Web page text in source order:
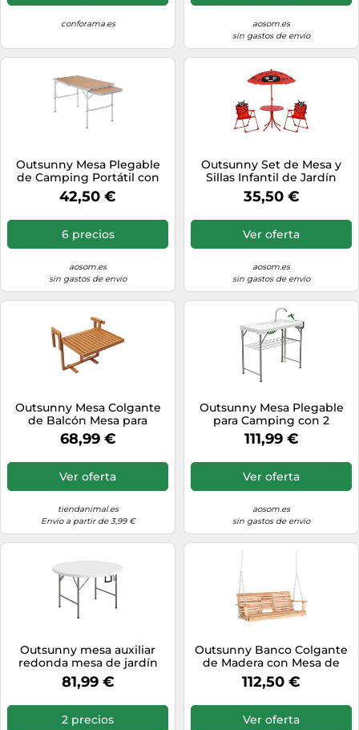
conforama.es
aosom.es
sin gastos de envío
Outsunny Mesa Plegable
de Camping Portátil con
Ala Abatible de Aluminio
Altura Ajustable Carga 30kg
Picnic Beige Aosom España
42,50 €
6 precios
aosom.es
sin gastos de envío
Outsunny Set de Mesa y
Sillas Infantil de Jardín
Plegable con Sombrilla
Ajustable Rojo para Picnic
35,50 €
Ver oferta
aosom.es
sin gastos de envío
Outsunny Mesa Colgante
de Balcón Mesa para
Balcón Plegable de Madera
con Altura Ajustable en 4
Terraza 68x65x40,5-55 cm
68,99 €
Ver oferta
tiendanimal.es
Envío a partir de 3,99 €
Outsunny Mesa Plegable
para Camping con 2
Fregaderos Manguera de
Drenaje Estación de
111,99 €
Ver oferta
aosom.es
sin gastos de envío
Outsunny mesa auxiliar
redonda mesa de jardín
plegable con marco de
acero y encimera de hdpe
exterior ø122x73 cm blanco
81,99 €
2 precios
Outsunny Banco Colgante
de Madera con Mesa de
Centro Plegable 2
Portavasos y Reposabrazos
Natural Aosom España
112,50 €
Ver oferta